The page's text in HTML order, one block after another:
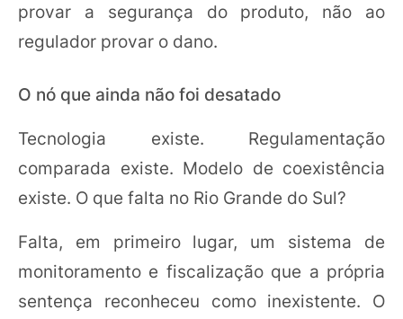
provar a segurança do produto, não ao
regulador provar o dano.
O nó que ainda não foi desatado
Tecnologia existe. Regulamentação
comparada existe. Modelo de coexistência
existe. O que falta no Rio Grande do Sul?
Falta, em primeiro lugar, um sistema de
monitoramento e fiscalização que a própria
sentença reconheceu como inexistente. O